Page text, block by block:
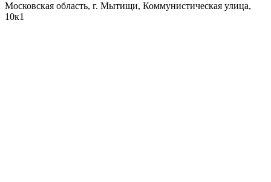
Московская область, г. Мытищи, Коммунистическая улица,
10к1